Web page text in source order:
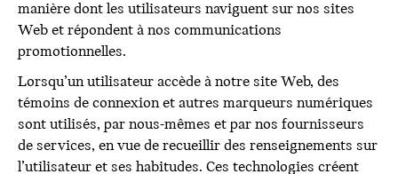
manière dont les utilisateurs naviguent sur nos sites
Web et répondent à nos communications
promotionnelles.
Lorsqu’un utilisateur accède à notre site Web, des
témoins de connexion et autres marqueurs numériques
sont utilisés, par nous-mêmes et par nos fournisseurs
de services, en vue de recueillir des renseignements sur
l’utilisateur et ses habitudes. Ces technologies créent